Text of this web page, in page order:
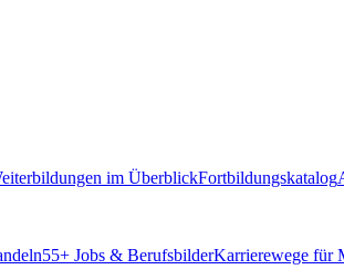
im ÜberblickFortbildungskatalog
55+ Jobs & BerufsbilderKarrierewege für